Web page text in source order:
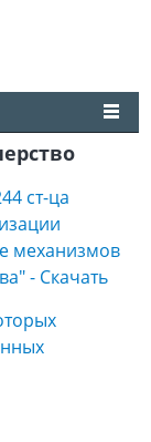
ст-ца
механизмов
- Скачать